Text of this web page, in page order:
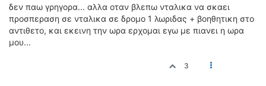
δεν παω γρηγορα... αλλα οταν βλεπω νταλικα να σκαει
προσπεραση σε νταλικα σε δρομο 1 λωριδας + βοηθητικη στο
αντιθετο, και εκεινη την ωρα ερχομαι εγω με πιανει η ωρα
μου...
3